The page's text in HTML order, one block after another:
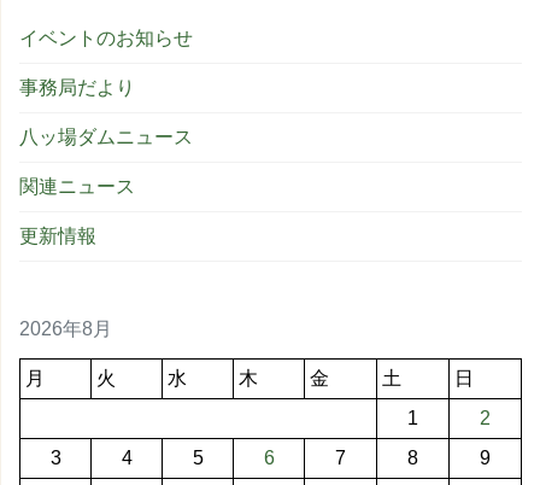
イベントのお知らせ
事務局だより
八ッ場ダムニュース
関連ニュース
更新情報
2026年8月
月 火 水 木 金 土
日
1
2
3
4 5 6 7 8
9